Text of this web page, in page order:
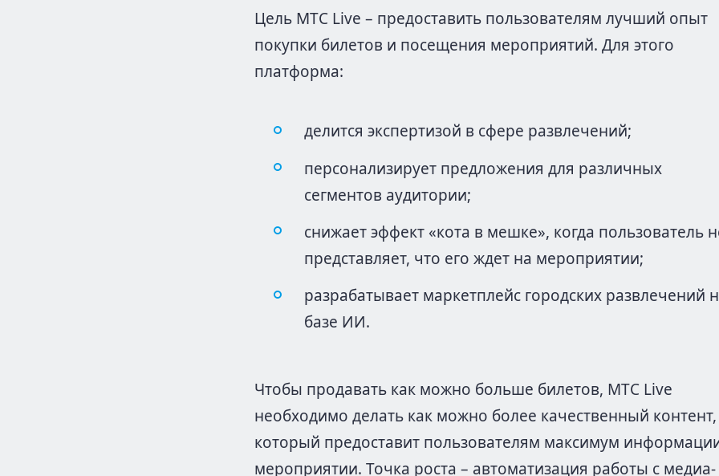
Цель МТС Live – предоставить пользователям лучший опыт
покупки билетов и посещения мероприятий. Для этого
платформа:
делится экспертизой в сфере развлечений;
персонализирует предложения для различных
сегментов аудитории;
снижает эффект «кота в мешке», когда пользователь
представляет, что его ждет на мероприятии;
разрабатывает маркетплейс городских развлечений
базе ИИ.
Чтобы продавать как можно больше билетов, МТС Live
необходимо делать как можно более качественный контент,
который предоставит пользователям максимум
мероприятии. Точка роста – автоматизация работы с медиа-